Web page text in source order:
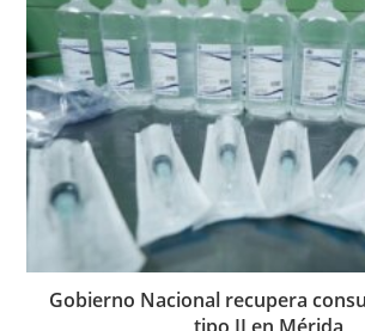
Gobierno Nacional recupera